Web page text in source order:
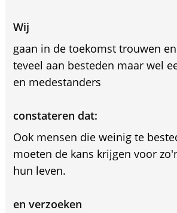
Wij
gaan in de toekomst trouwen
teveel aan besteden maar wel
en medestanders
constateren dat:
Ook mensen die weinig te
moeten de kans krijgen voor
hun leven.
en verzoeken